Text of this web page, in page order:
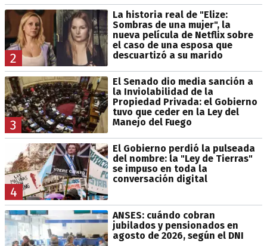
2
La historia real de "Elize:
Sombras de una mujer", la
nueva película de Netflix sobre
el caso de una esposa que
descuartizó a su marido
3
El Senado dio media sanción a
la Inviolabilidad de la
Propiedad Privada: el Gobierno
tuvo que ceder en la Ley del
Manejo del Fuego
4
El Gobierno perdió la pulseada
del nombre: la "Ley de Tierras"
se impuso en toda la
conversación digital
ANSES: cuándo cobran
jubilados y pensionados en
agosto de 2026, según el DNI